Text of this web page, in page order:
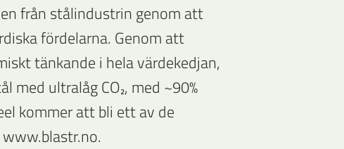
från stålindustrin genom att
fördelarna. Genom att
tänkande i hela värdekedjan,
ultralåg CO₂, med ~90%
kommer att bli ett av de